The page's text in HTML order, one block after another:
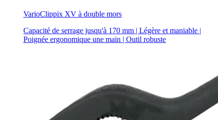
VarioClippix XV à double mors
Capacité de serrage jusqu'à 170 mm | Légère et maniable |
Poignée ergonomique une main | Outil robuste